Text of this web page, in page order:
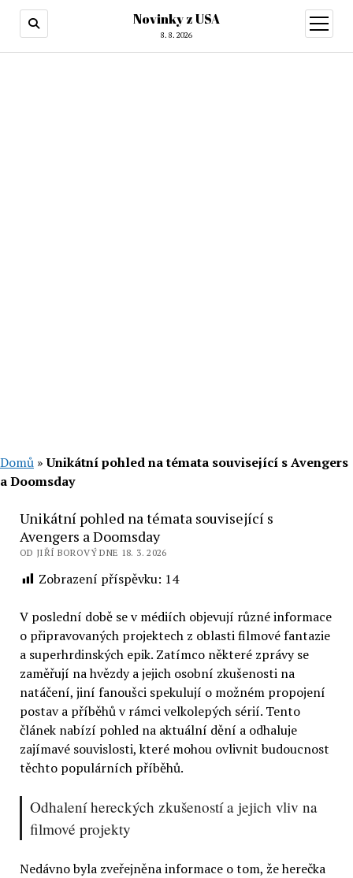
Novinky z USA
8. 8. 2026
otevřít
menu
Domů »Unikátní pohled na témata související s Avengers
a Doomsday
Unikátní pohled na témata související s
Avengers a Doomsday
OD JIŘÍ BOROVÝ DNE 18. 3. 2026
Zobrazení příspěvku: 14
V poslední době se v médiích objevují různé informace
o připravovaných projektech z oblasti filmové fantazie
a superhrdinských epik. Zatímco některé zprávy se
zaměřují na hvězdy a jejich osobní zkušenosti na
natáčení, jiní fanoušci spekulují o možném propojení
postav a příběhů v rámci velkolepých sérií. Tento
článek nabízí pohled na aktuální dění a odhaluje
zajímavé souvislosti, které mohou ovlivnit budoucnost
těchto populárních příběhů.
Odhalení hereckých zkušeností a jejich vliv na
filmové projekty
Nedávno byla zveřejněna informace o tom, že herečka